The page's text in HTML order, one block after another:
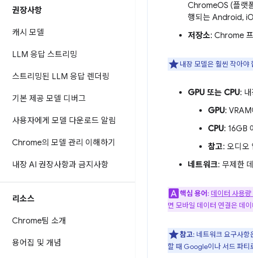
권장사항
캐시 모델
LLM 응답 스트리밍
스트리밍된 LLM 응답 렌더링
기본 제공 모델 디버그
사용자에게 모델 다운로드 알림
Chrome의 모델 관리 이해하기
내장 AI 권장사항과 금지사항
리소스
Chrome팀 소개
용어집 및 개념
ChromeOS (플랫
행되는 Android,
저장소: Chrome
내장 모델은 훨씬 작아야
GPU 또는 CPU:
GPU:
CPU: 16GB
참고: 오디오
네트워크: 무제한
핵심 용어: 데이터 사용
면 모바일 데이터 연결은 데
참고: 네트워크 요구사항
할 때 Google이나 서드 파티